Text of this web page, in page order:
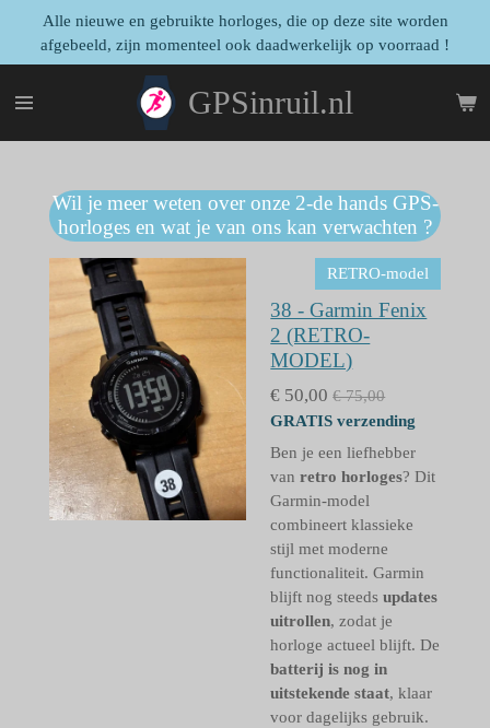
direct
naar
de
GPSinruil.nl
Alle nieuwe en gebruikte horloges, die op deze site worden
afgebeeld, zijn momenteel ook daadwerkelijk op voorraad !
Wil je meer weten over onze 2-de hands GPS-
horloges en wat je van ons kan verwachten ?
RETRO-model
38 - Garmin Fenix
2 (RETRO-
MODEL)
€ 50,00 € 75,00
GRATIS verzending
Ben je een liefhebber
vanretro horloges? Dit
Garmin-model
combineert klassieke
stijl met moderne
functionaliteit. Garmin
blijft nog steedsupdates
uitrollen, zodat je
horloge actueel blijft. De
batterij is nog in
uitstekende staat, klaar
voor dagelijks gebruik.